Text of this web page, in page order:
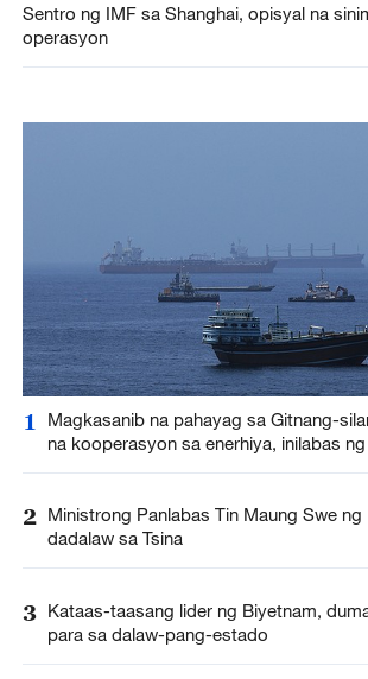
Sentro ng IMF sa Shanghai, opisyal na
operasyon
1
Magkasanib na pahayag sa Gitnang-
na kooperasyon sa enerhiya, inilabas
2 Ministrong Panlabas Tin Maung Swe ng
dadalaw sa Tsina
3 Kataas-taasang lider ng Biyetnam,
para sa dalaw-pang-estado